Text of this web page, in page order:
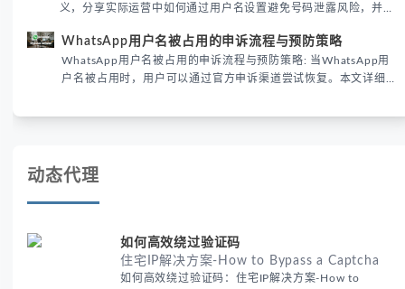
义，分享实际运营中如何通过用户名设置避免号码泄露风险，并提
已成为全球数字沟通的首要考量。
WhatsApp用户名被占用的申诉流程与预防策略
WhatsApp用户名被占用的申诉流程与预防策略: 当WhatsApp用
户名被占用时，用户可以通过官方申诉渠道尝试恢复。本文详细解
账号安全。
动态代理
如何高效绕过验证码
住宅IP解决方案-How to Bypass a Captcha
如何高效绕过验证码：住宅IP解决方案-How to